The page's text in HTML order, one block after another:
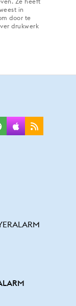
Ze heeft
in
door te
drukwerk
Rss